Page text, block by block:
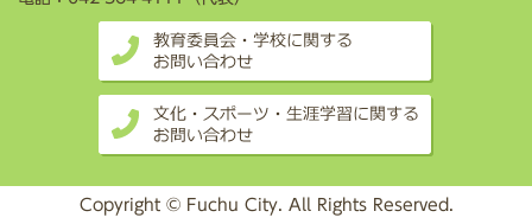
Copyright © Fuchu City. All Rights Reserved.